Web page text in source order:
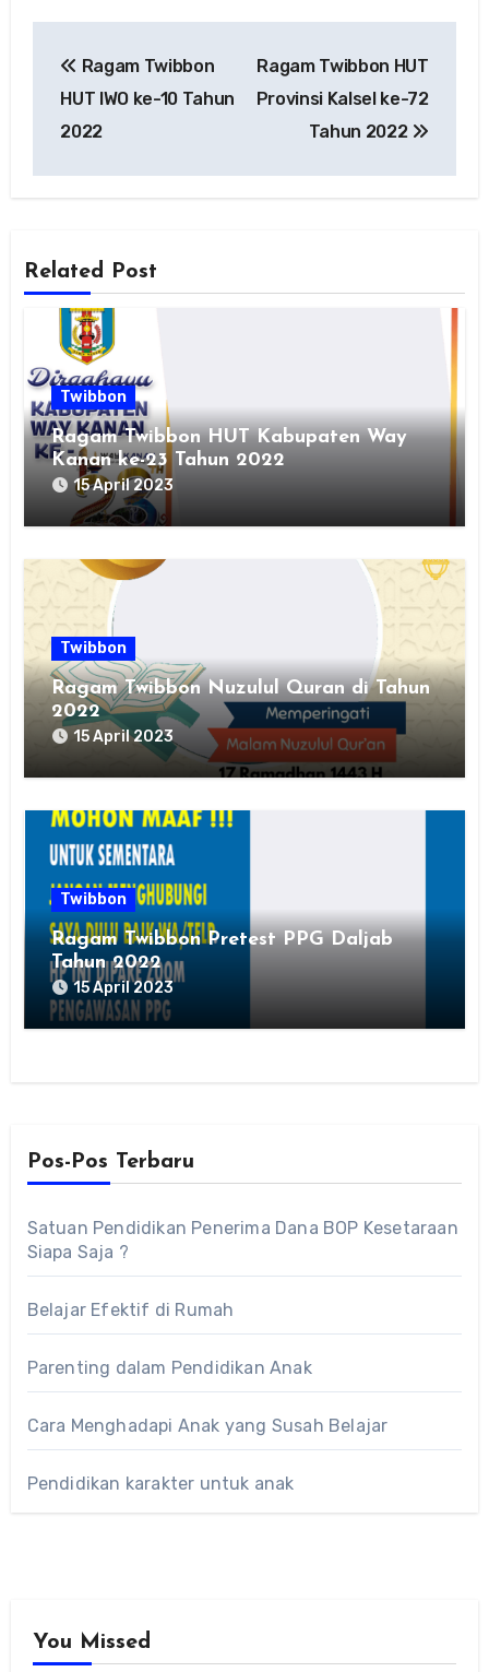
pos
Ragam Twibbon
HUT IWO ke-10 Tahun
2022
Ragam Twibbon HUT
Provinsi Kalsel ke-72
Tahun 2022
Related Post
Twibbon
Ragam Twibbon HUT Kabupaten Way
Kanan ke-23 Tahun 2022
15 April 2023
Twibbon
Ragam Twibbon Nuzulul Quran di Tahun
2022
15 April 2023
Twibbon
Ragam Twibbon Pretest PPG Daljab
Tahun 2022
15 April 2023
Pos-Pos Terbaru
Satuan Pendidikan Penerima Dana BOP Kesetaraan
Siapa Saja ?
Belajar Efektif di Rumah
Parenting dalam Pendidikan Anak
Cara Menghadapi Anak yang Susah Belajar
Pendidikan karakter untuk anak
You Missed